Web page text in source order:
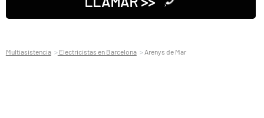
Multiasistencia Electricistas en Barcelona Arenys de Mar